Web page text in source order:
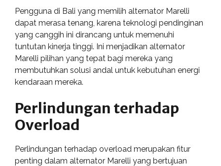
Pengguna di Bali yang memilih alternator Marelli
dapat merasa tenang, karena teknologi pendinginan
yang canggih ini dirancang untuk memenuhi
tuntutan kinerja tinggi. Ini menjadikan alternator
Marelli pilihan yang tepat bagi mereka yang
membutuhkan solusi andal untuk kebutuhan energi
kendaraan mereka.
Perlindungan terhadap
Overload
Perlindungan terhadap overload merupakan fitur
penting dalam alternator Marelli yang bertujuan